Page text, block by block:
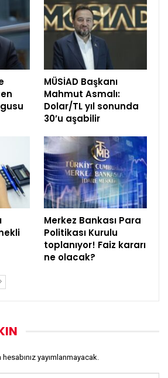
MÜSİAD Başkanı
Mahmut Asmalı:
Dolar/TL yıl sonunda
30’u aşabilir
Merkez Bankası Para
Politikası Kurulu
toplanıyor! Faiz kararı
ne olacak?
yayımlanmayacak.